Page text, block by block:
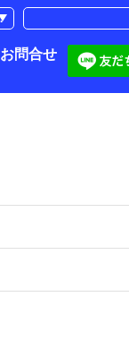
お問合せ